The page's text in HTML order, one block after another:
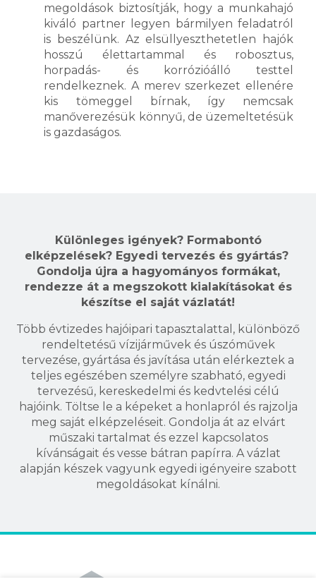
megoldások biztosítják, hogy a munkahajó
kiváló partner legyen bármilyen feladatról
is beszélünk. Az e lsüllyeszthetetlen hajók
hosszú élettartammal és robosztus,
horpadás- és korrózióálló testtel
rendelkeznek. A merev szerkezet ellenére
kis tömeggel bírnak, így nemcsak
manőverezésük könnyű, de üzemeltetésük
is gazdaságos.
Különleges igények? Formabontó
elképzelések? Egyedi tervezés és gyártás?
Gondolja újra a hagyományos formákat,
rendezze át a megszokott kialakításokat és
készítse el saját vázlatát!
Több évtizedes hajóipari tapasztalattal, különböző
rendeltetésű vízijárművek és úszóművek
tervezése, gyártása és javítása után elérkeztek a
teljes egészében személyre szabható, egyedi
tervezésű, kereskedelmi és kedvtelési célú
hajóink. Töltse le a képeket a honlapról és rajzolja
meg saját elképzeléseit. Gondolja át az elvárt
műszaki tartalmat és ezzel kapcsolatos
kívánságait és vesse bátran papírra. A vázlat
alapján készek vagyunk egyedi igényeire szabott
megoldásokat kínálni.